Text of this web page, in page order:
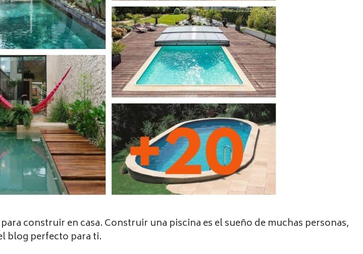
construir en casa. Construir una piscina es el sueño de muchas personas,
blog perfecto para ti.